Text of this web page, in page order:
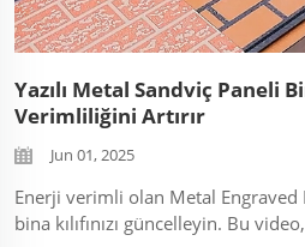
Yazılı Metal Sandviç Paneli
Verimliliğini Artırır
Jun 01, 2025
Enerji verimli olan Metal
bina kılıfınızı güncelleyin. Bu